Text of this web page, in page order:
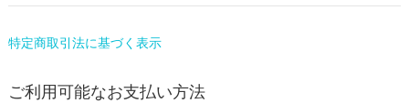
特定商取引法に基づく表示
ご利用可能なお支払い方法